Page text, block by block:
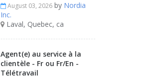
August 03, 2026 by Nordia
Inc.
Laval, Quebec, ca
Agent(e) au service à la
clientèle - Fr ou Fr/En -
Télétravail